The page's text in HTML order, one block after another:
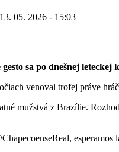
05. 2026 - 15:03
sa po dnešnej
venoval trofej práve
mužstvá z Brazílie.
,